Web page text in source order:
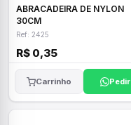
ABRACADEIRA DE NYLON
30CM
Ref: 2425
R$ 0,35
Carrinho Pedir